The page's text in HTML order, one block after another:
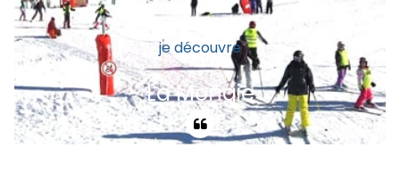
La Mongie
je découvre